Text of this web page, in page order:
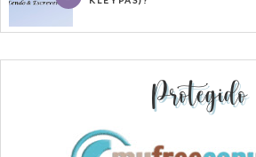
Protegido